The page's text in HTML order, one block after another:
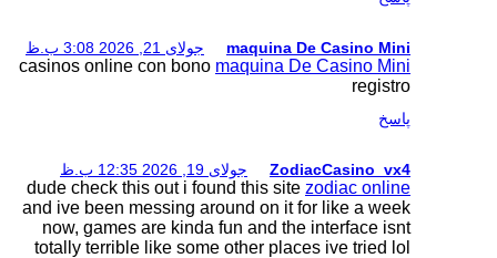
casinos online con
dude check this out i
and ive been messing
now, games are
totally terrible like